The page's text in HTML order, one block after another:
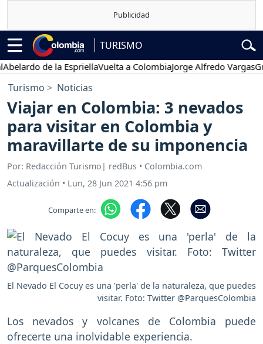
TURISMO
de la EspriellaVuelta a ColombiaJorge Alfredo Vargas
Turismo Noticias
Viajar en Colombia: 3 nevados
para visitar en Colombia y
maravillarte de su imponencia
Por: Redacción Turismo| redBus • Colombia.com
Actualización • Lun, 28 Jun 2021 4:56 pm
Comparte en:
El Nevado El Cocuy es una 'perla' de la naturaleza, que puedes
visitar. Foto: Twitter @ParquesColombia
Los nevados y volcanes de Colombia puede
ofrecerte una inolvidable experiencia.